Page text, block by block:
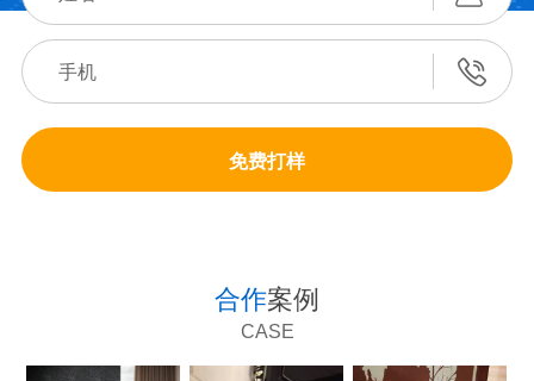
免费打样
合作案例
CASE